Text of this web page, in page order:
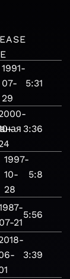
1991-
07-
29
5:31
3:36
1997-
10-
28
5:8
07-21
5:56
3:39